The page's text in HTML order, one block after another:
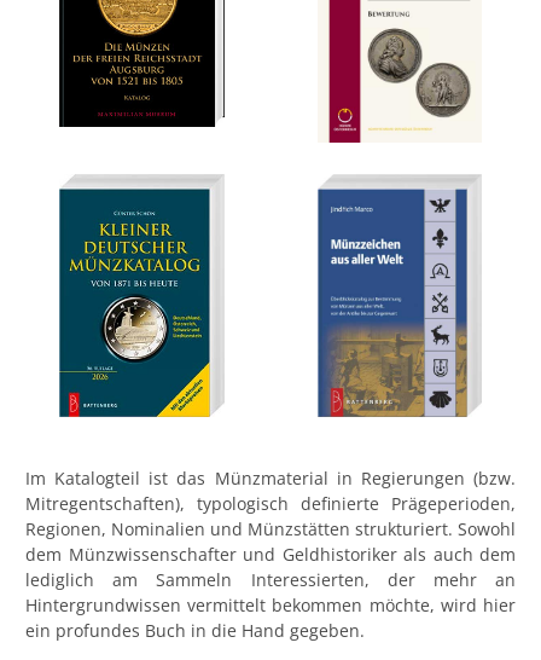
Im Katalogteil ist das Münzmaterial in Regierungen (bzw.
Mitregentschaften), typologisch definierte Prägeperioden,
Regionen, Nominalien und Münzstätten strukturiert. Sowohl
dem Münzwissenschafter und Geldhistoriker als auch dem
lediglich am Sammeln Interessierten, der mehr an
Hintergrundwissen vermittelt bekommen möchte, wird hier
ein profundes Buch in die Hand gegeben.